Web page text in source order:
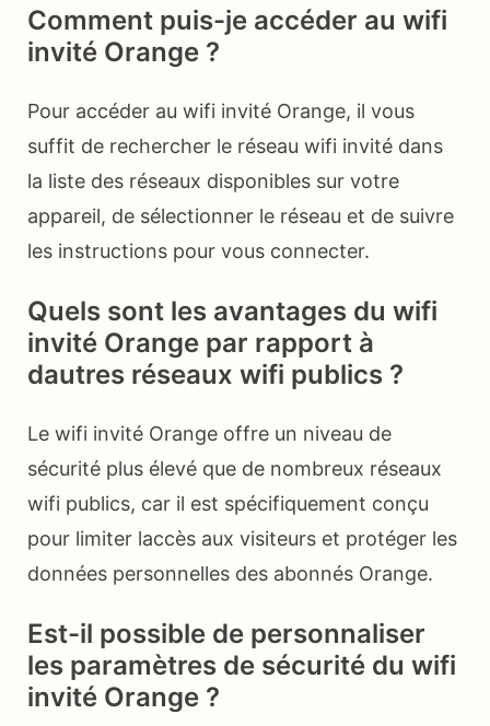
Comment puis-je accéder au wifi
invité Orange ?
Pour accéder au wifi invité Orange, il vous
suffit de rechercher le réseau wifi invité dans
la liste des réseaux disponibles sur votre
appareil, de sélectionner le réseau et de suivre
les instructions pour vous connecter.
Quels sont les avantages du wifi
invité Orange par rapport à
dautres réseaux wifi publics ?
Le wifi invité Orange offre un niveau de
sécurité plus élevé que de nombreux réseaux
wifi publics, car il est spécifiquement conçu
pour limiter laccès aux visiteurs et protéger les
données personnelles des abonnés Orange.
Est-il possible de personnaliser
les paramètres de sécurité du wifi
invité Orange ?